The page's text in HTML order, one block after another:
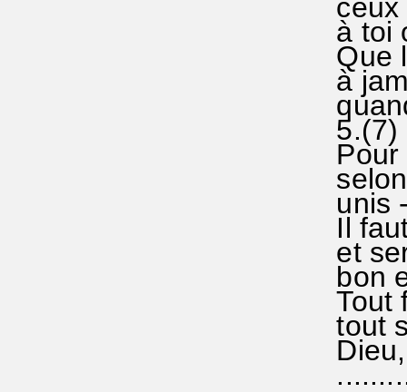
ceux
à toi
Que
à
5.(7)
Pour
unis
Il
et
bon
Tout
tout
Dieu,